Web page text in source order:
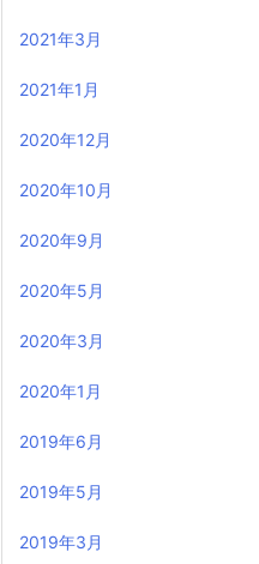
2021年3月
2021年1月
2020年12月
2020年10月
2020年9月
2020年5月
2020年3月
2020年1月
2019年6月
2019年5月
2019年3月